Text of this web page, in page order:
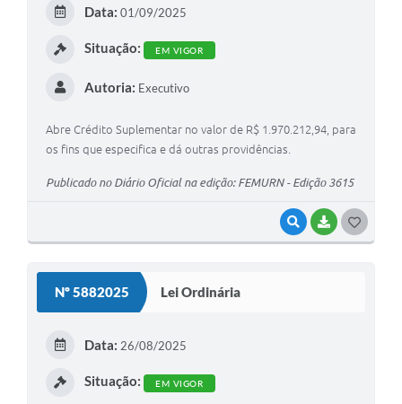
VISUALIZAR
BAIXAR
Data: 01/09/2025
Situação: EM VIGOR
Autoria: Executivo
Abre Crédito Suplementar no valor de R$ 1.970.212,94, para
os fins que especifica e dá outras providências.
Publicado no Diário Oficial na edição: FEMURN - Edição 3615
Nº 5882025 Lei Ordinária
Data: 26/08/2025
Situação: EM VIGOR